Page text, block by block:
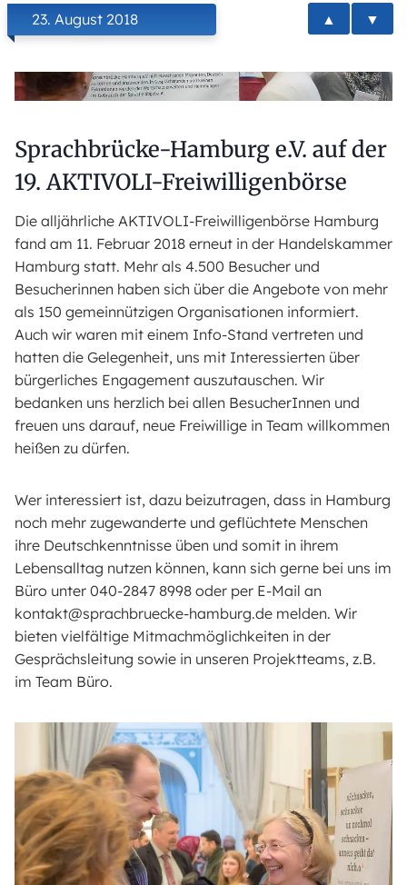
23. August 2018 ▲ ▼
Sprachbrücke-Hamburg e.V. auf der
19. AKTIVOLI-Freiwilligenbörse
Die alljährliche AKTIVOLI-Freiwilligenbörse Hamburg
fand am 11. Februar 2018 erneut in der Handelskammer
Hamburg statt. Mehr als 4.500 Besucher und
Besucherinnen haben sich über die Angebote von mehr
als 150 gemeinnützigen Organisationen informiert.
Auch wir waren mit einem Info-Stand vertreten und
hatten die Gelegenheit, uns mit Interessierten über
bürgerliches Engagement auszutauschen. Wir
bedanken uns herzlich bei allen BesucherInnen und
freuen uns darauf, neue Freiwillige in Team willkommen
heißen zu dürfen.
Wer interessiert ist, dazu beizutragen, dass in Hamburg
noch mehr zugewanderte und geflüchtete Menschen
ihre Deutschkenntnisse üben und somit in ihrem
Lebensalltag nutzen können, kann sich gerne bei uns im
Büro unter 040-2847 8998 oder per E-Mail an
kontakt@sprachbruecke-hamburg.de melden. Wir
bieten vielfältige Mitmachmöglichkeiten in der
Gesprächsleitung sowie in unseren Projektteams, z.B.
im Team Büro.